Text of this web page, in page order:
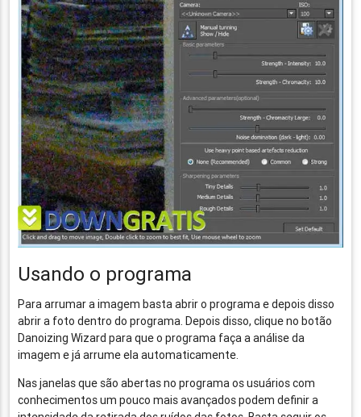
Usando o programa
Para arrumar a imagem basta abrir o programa e depois disso
abrir a foto dentro do programa. Depois disso, clique no botão
Danoizing Wizard para que o programa faça a análise da
imagem e já arrume ela automaticamente.
Nas janelas que são abertas no programa os usuários com
conhecimentos um pouco mais avançados podem definir a